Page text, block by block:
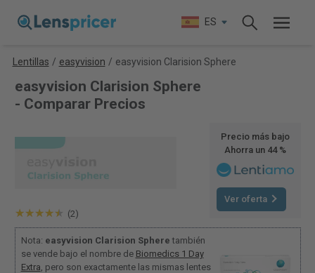
ES
Lentillas / easyvision / easyvision Clarision Sphere
easyvision Clarision Sphere
- Comparar Precios
(2)
Precio más bajo
Ahorra un 44 %
Ver oferta
Nota: easyvision Clarision Sphere también
se vende bajo el nombre de Biomedics 1 Day
Extra, pero son exactamente las mismas lentes